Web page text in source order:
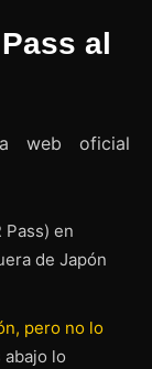
al
web oficial
Pass) en
de Japón
pero no lo
abajo lo